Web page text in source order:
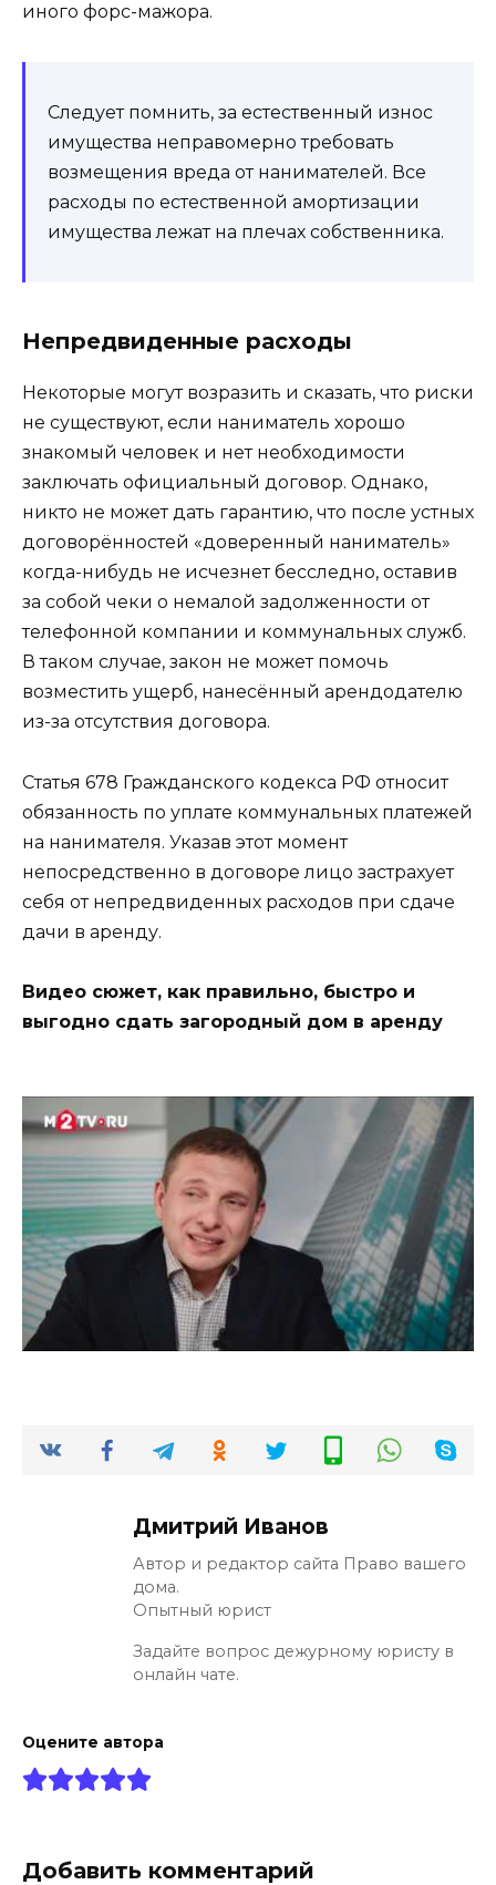
иного форс-мажора.
Следует помнить, за естественный износ
имущества неправомерно требовать
возмещения вреда от нанимателей. Все
расходы по естественной амортизации
имущества лежат на плечах собственника.
Непредвиденные расходы
Некоторые могут возразить и сказать, что риски
не существуют, если наниматель хорошо
знакомый человек и нет необходимости
заключать официальный договор. Однако,
никто не может дать гарантию, что после устных
договорённостей «доверенный наниматель»
когда-нибудь не исчезнет бесследно, оставив
за собой чеки о немалой задолженности от
телефонной компании и коммунальных служб.
В таком случае, закон не может помочь
возместить ущерб, нанесённый арендодателю
из-за отсутствия договора.
Статья 678 Гражданского кодекса РФ относит
обязанность по уплате коммунальных платежей
на нанимателя. Указав этот момент
непосредственно в договоре лицо застрахует
себя от непредвиденных расходов при сдаче
дачи в аренду.
Видео сюжет, как правильно, быстро и
выгодно сдать загородный дом в аренду
Дмитрий Иванов
Автор и редактор сайта Право вашего
дома.
Опытный юрист
Задайте вопрос дежурному юристу в
онлайн чате.
Оцените автора
Добавить комментарий